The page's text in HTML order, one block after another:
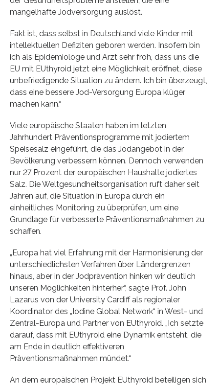
mangelhafte Jodversorgung auslöst.
Fakt ist, dass selbst in Deutschland viele Kinder mit
intellektuellen Defiziten geboren werden. Insofern bin
ich als Epidemiologe und Arzt sehr froh, dass uns die
EU mit EUthyroid jetzt eine Möglichkeit eröffnet, diese
unbefriedigende Situation zu ändern. Ich bin überzeugt,
dass eine bessere Jod-Versorgung Europa klüger
machen kann.“
Viele europäische Staaten haben im letzten
Jahrhundert Präventionsprogramme mit jodiertem
Speisesalz eingeführt, die das Jodangebot in der
Bevölkerung verbessern können. Dennoch verwenden
nur 27 Prozent der europäischen Haushalte jodiertes
Salz. Die Weltgesundheitsorganisation ruft daher seit
Jahren auf, die Situation in Europa durch ein
einheitliches Monitoring zu überprüfen, um eine
Grundlage für verbesserte Präventionsmaßnahmen zu
schaffen.
„Europa hat viel Erfahrung mit der Harmonisierung der
unterschiedlichsten Verfahren über Ländergrenzen
hinaus, aber in der Jodprävention hinken wir deutlich
unseren Möglichkeiten hinterher“, sagte Prof. John
Lazarus von der University Cardiff als regionaler
Koordinator des „Iodine Global Network“ in West- und
Zentral-Europa und Partner von EUthyroid. „Ich setzte
darauf, dass mit EUthyroid eine Dynamik entsteht, die
am Ende in deutlich effektiveren
Präventionsmaßnahmen mündet.“
An dem europäischen Projekt EUthyroid beteiligen sich